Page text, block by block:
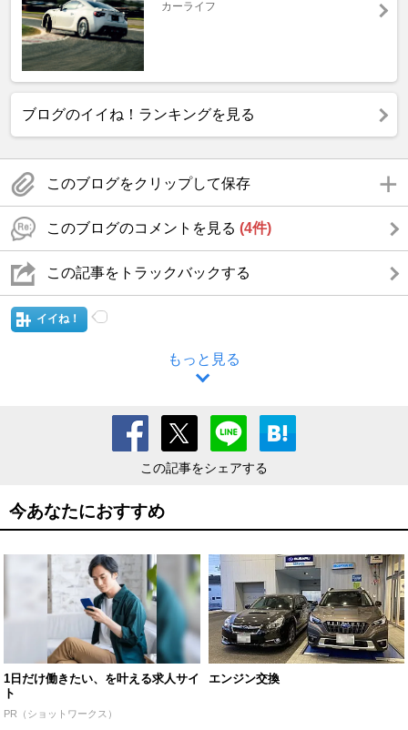
カーライフ
ブログのイイね！ランキングを見る
このブログをクリップして保存
このブログのコメントを見る (4件)
この記事をトラックバックする
イイね！
もっと見る
この記事をシェアする
今あなたにおすすめ
1日だけ働きたい、を叶える求人サイ
ト
PR（ショットワークス）
エンジン交換